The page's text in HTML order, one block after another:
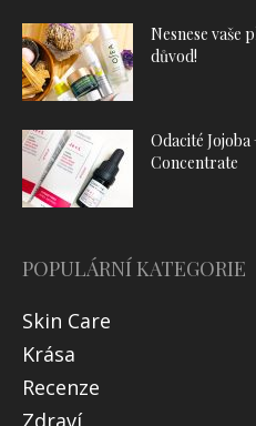
Nesnese vaše
důvod!
Odacité
Concentrate
POPULÁRNÍ KATEGORIE
Skin Care
Krása
Recenze
Zdraví